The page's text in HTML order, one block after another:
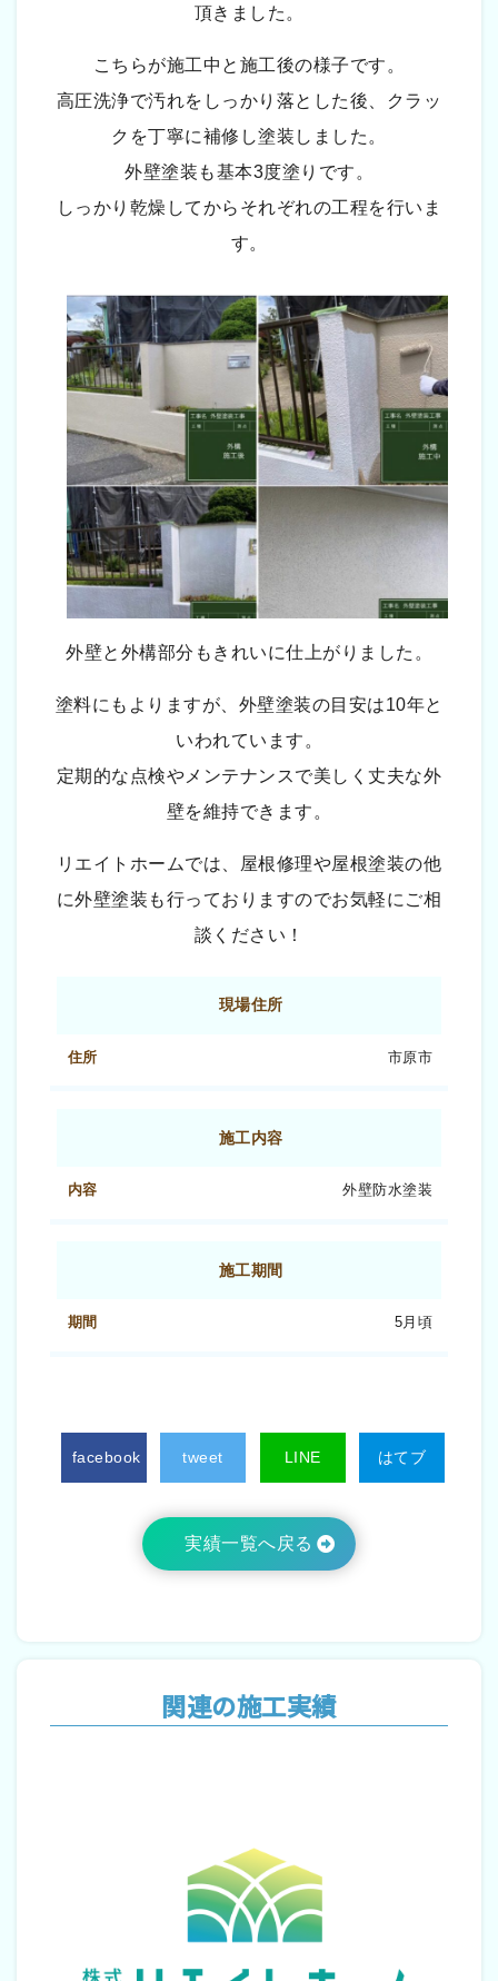
頂きました。
こちらが施工中と施工後の様子です。
高圧洗浄で汚れをしっかり落とした後、クラッ
クを丁寧に補修し塗装しました。
外壁塗装も基本3度塗りです。
しっかり乾燥してからそれぞれの工程を行いま
す。
外壁と外構部分もきれいに仕上がりました。
塗料にもよりますが、外壁塗装の目安は10年と
いわれています。
定期的な点検やメンテナンスで美しく丈夫な外
壁を維持できます。
リエイトホームでは、屋根修理や屋根塗装の他
に外壁塗装も行っておりますのでお気軽にご相
談ください！
現場住所
市原市
施工内容
外壁防水塗装
施工期間
5月頃
facebook tweet LINE はてブ
実績一覧へ戻る
関連の施工実績